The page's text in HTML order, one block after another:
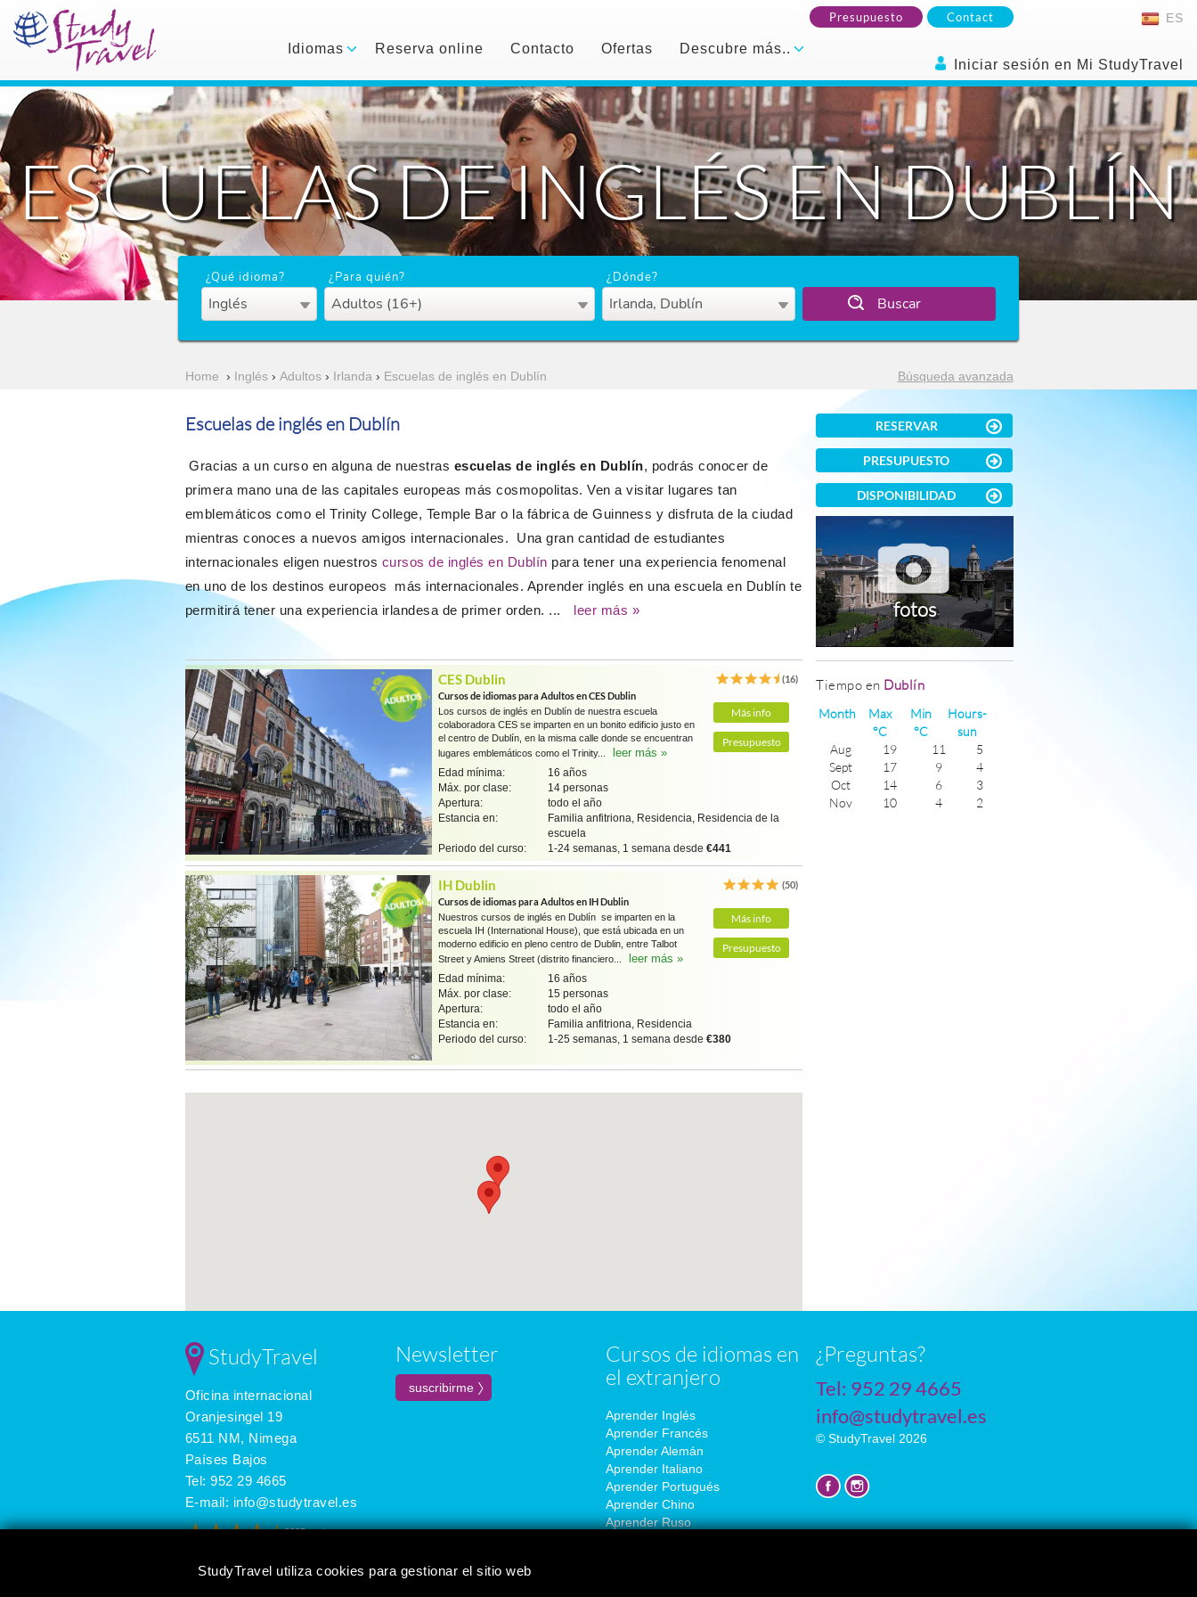
Presupuesto Contact ES
Iniciar sesión en Mi StudyTravel
Idiomas Reserva online Contacto Ofertas Descubre más..
ESCUELAS DE INGLÉS EN DUBLÍN
¿Qué idioma?
Inglés
¿Para quién?
Adultos (16+)
¿Dónde?
Irlanda, Dublín Buscar
Home › Inglés› Adultos› Irlanda › Escuelas de inglés en Dublín Búsqueda avanzada
Escuelas de inglés en Dublín
Gracias a un curso en alguna de nuestras escuelas de inglés en Dublín, podrás conocer de
primera mano una de las capitales europeas más cosmopolitas. Ven a visitar lugares tan
emblemáticos como el Trinity College, Temple Bar o la fábrica de Guinness y disfruta de la ciudad
mientras conoces a nuevos amigos internacionales. Una gran cantidad de estudiantes
internacionales eligen nuestros cursos de inglés en Dublín para tener una experiencia fenomenal
en uno de los destinos europeos más internacionales. Aprender inglés en una escuela en Dublín te
permitirá tener una experiencia irlandesa de primer orden. ...
leer más »
CES Dublin
(16)
Cursos de idiomas para Adultos en CES Dublin
Más info
Presupuesto
Los cursos de inglés en Dublín de nuestra escuela
colaboradora CES se imparten en un bonito edificio justo en
el centro de Dublín, en la misma calle donde se encuentran
lugares emblemáticos como el Trinity...
leer más »
Edad mínima:
16 años
Máx. por clase:
14 personas
Apertura:
todo el año
Estancia en:
Familia anfitriona, Residencia, Residencia de la
escuela
Periodo del curso:
1-24 semanas, 1 semana desde €441
IH Dublin
(50)
Cursos de idiomas para Adultos en IH Dublin
Más info
Presupuesto
Nuestros cursos de inglés en Dublín se imparten en la
escuela IH (International House), que está ubicada en un
moderno edificio en pleno centro de Dublin, entre Talbot
Street y Amiens Street (distrito financiero...
leer más »
Edad mínima:
16 años
Máx. por clase:
15 personas
Apertura:
todo el año
Estancia en:
Familia anfitriona, Residencia
Periodo del curso:
1-25 semanas, 1 semana desde €380
RESERVAR
PRESUPUESTO
DISPONIBILIDAD
fotos
Tiempo en Dublín
Month
Max
°C
Min
°C
Hours-
sun
Aug
19 11
5
Sept
17 9
4
Oct
14 6
3
Nov
10 4
2
StudyTravel utiliza cookies para gestionar el sitio web
StudyTravel
Oficina internacional
Oranjesingel 19
6511 NM, Nimega
Países Bajos
Tel: 952 29 4665
E-mail: info@studytravel.es
3625 reviews
Newsletter
Cursos de idiomas en
el extranjero
Aprender Inglés
Aprender Francés
Aprender Alemán
Aprender Italiano
Aprender Portugués
Aprender Chino
Aprender Ruso
¿Preguntas?
Tel: 952 29 4665
info@studytravel.es
© StudyTravel 2026